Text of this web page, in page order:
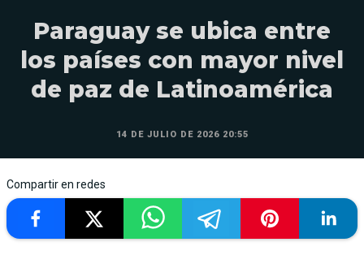
Paraguay se ubica entre
los países con mayor nivel
de paz de Latinoamérica
14 DE JULIO DE 2026 20:55
Compartir en redes